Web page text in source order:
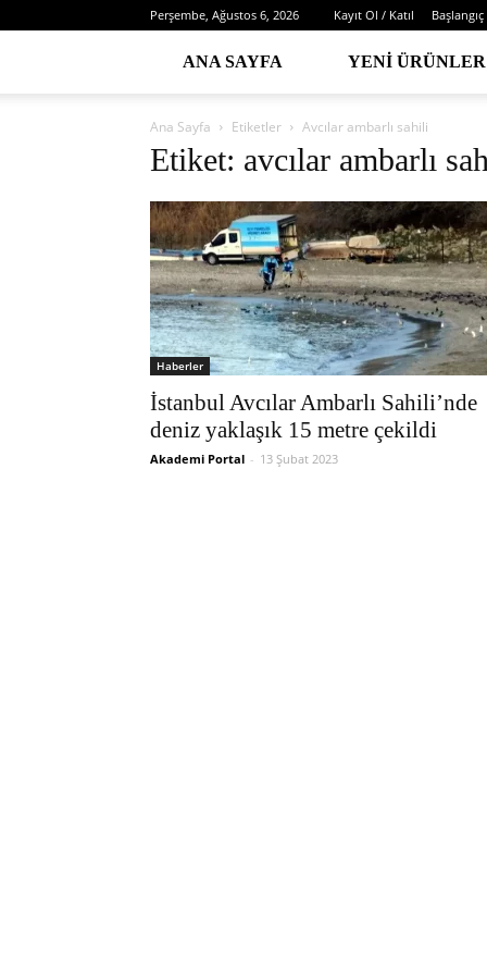
Perşembe, Ağustos 6, 2026 Kayıt Ol / Katıl Başlangıç
ANA SAYFA YENI ÜRÜNLER
Ana Sayfa Etiketler Avcılar ambarlı sahili
Etiket: avcılar ambarlı
Haberler
İstanbul Avcılar Ambarlı Sahili’nde
deniz yaklaşık 15 metre çekildi
Akademi Portal - 13 Şubat 2023